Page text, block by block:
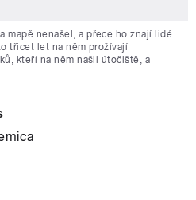
mapě nenašel, a přece ho znají lidé
třicet let na něm prožívají
kteří na něm našli útočiště, a